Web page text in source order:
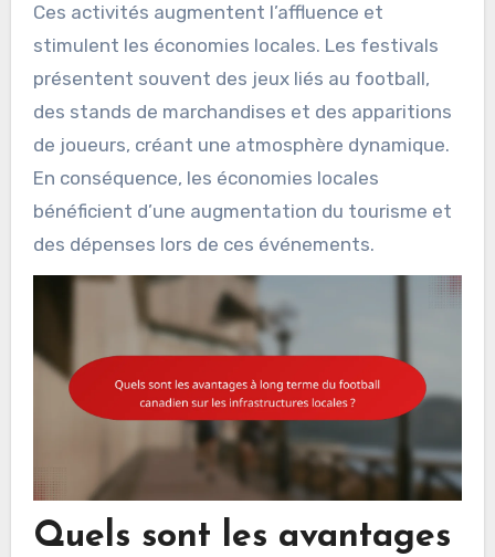
Ces activités augmentent l’affluence et
stimulent les économies locales. Les festivals
présentent souvent des jeux liés au football,
des stands de marchandises et des apparitions
de joueurs, créant une atmosphère dynamique.
En conséquence, les économies locales
bénéficient d’une augmentation du tourisme et
des dépenses lors de ces événements.
Quels sont les avantages